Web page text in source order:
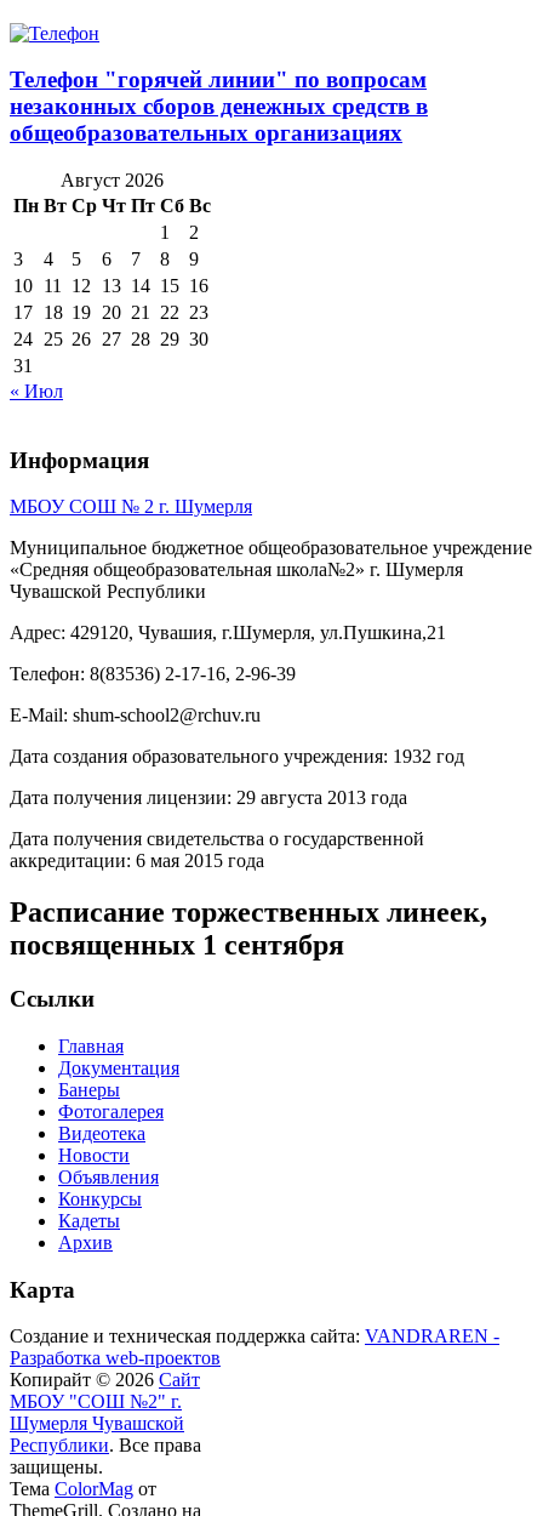
Телефон "горячей линии" по вопросам
незаконных сборов денежных средств в
общеобразовательных организациях
Август 2026
Пн Вт Ср Чт Пт Сб Вс
1
2
3
4 5 6 7 8
9
10 11 12 13 14 15 16
17 18 19 20 21 22 23
24 25 26 27 28 29 30
31
« Июл
Информация
МБОУ СОШ № 2 г. Шумерля
Муниципальное бюджетное общеобразовательное учреждение
«Средняя общеобразовательная школа№2» г. Шумерля
Чувашской Республики
Адрес: 429120, Чувашия, г.Шумерля, ул.Пушкина,21
Телефон: 8(83536) 2-17-16, 2-96-39
E-Mail: shum-school2@rchuv.ru
Дата создания образовательного учреждения: 1932 год
Дата получения лицензии: 29 августа 2013 года
Дата получения свидетельства о государственной
аккредитации: 6 мая 2015 года
Расписание торжественных линеек,
посвященных 1 сентября
Ссылки
Главная
Документация
Банеры
Фотогалерея
Видеотека
Новости
Объявления
Конкурсы
Кадеты
Архив
Карта
Создание и техническая поддержка сайта: VANDRAREN -
Разработка web-проектов
Копирайт © 2026 Сайт
МБОУ "СОШ №2" г.
Шумерля Чувашской
Республики. Все права
защищены.
Тема ColorMag от
ThemeGrill. Создано на